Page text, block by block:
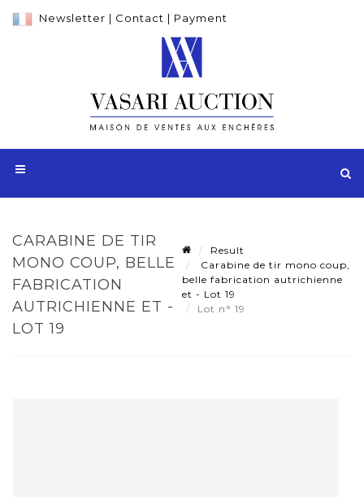
Newsletter | Contact | Payment
CARABINE DE TIR
MONO COUP, BELLE
FABRICATION
AUTRICHIENNE ET -
LOT 19
Result
Carabine de tir mono coup,
belle fabrication autrichienne
et - Lot 19
Lot n° 19